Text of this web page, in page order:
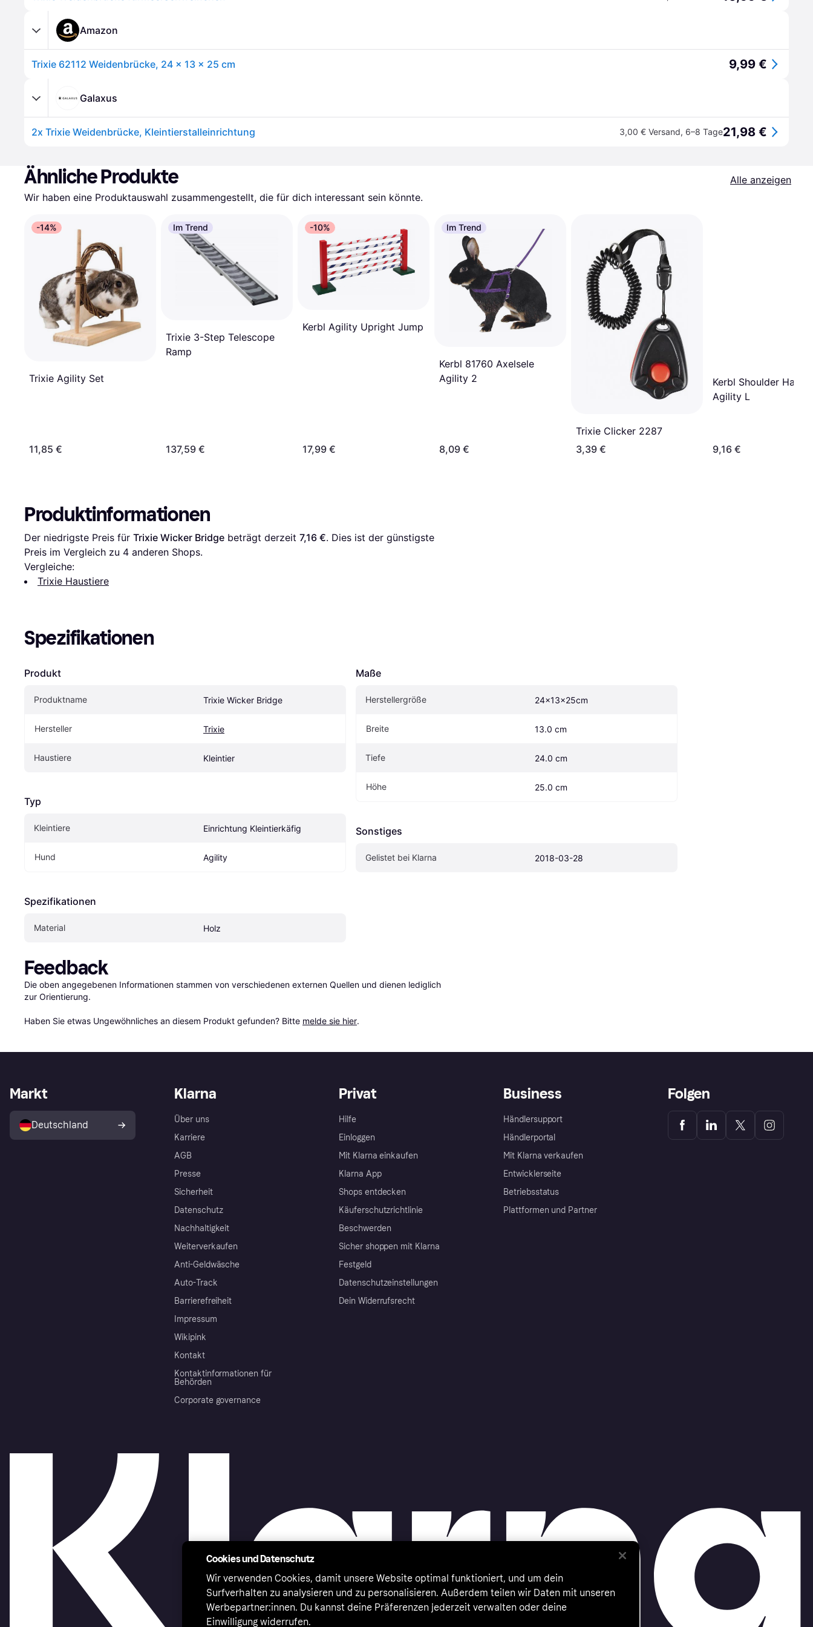
Amazon
Trixie 62112 Weidenbrücke, 24 × 13 × 25 cm 9,99 €
Galaxus
2x Trixie Weidenbrücke, Kleintierstalleinrichtung 3,00 € Versand, 6–8 Tage21,98 €
Ähnliche Produkte
Alle anzeigen
Wir haben eine Produktauswahl zusammengestellt, die für dich interessant sein könnte.
-14%
Trixie Agility Set
11,85 €
Im Trend
Trixie 3-Step Telescope
Ramp
137,59 €
-10%
Kerbl Agility Upright Jump
17,99 €
Im Trend
Kerbl 81760 Axelsele
Agility 2
8,09 €
Trixie Clicker 2287
3,39 €
Kerbl Shoulder
Agility L
9,16 €
Produktinformationen
Der niedrigste Preis für Trixie Wicker Bridge beträgt derzeit 7,16 €. Dies ist der günstigste
Preis im Vergleich zu 4 anderen Shops.
Vergleiche:
Trixie Haustiere
Spezifikationen
Produkt
Produktname Trixie Wicker Bridge
Hersteller Trixie
Haustiere Kleintier
Typ
Kleintiere Einrichtung Kleintierkäfig
Hund Agility
Spezifikationen
Material Holz
Maße
Herstellergröße 24x13x25cm
Breite 13.0 cm
Tiefe 24.0 cm
Höhe 25.0 cm
Sonstiges
Gelistet bei Klarna 2018-03-28
Feedback
Die oben angegebenen Informationen stammen von verschiedenen externen Quellen und dienen lediglich
zur Orientierung.
Haben Sie etwas Ungewöhnliches an diesem Produkt gefunden? Bitte melde sie hier.
Klarna
Über uns
Karriere
AGB
Presse
Sicherheit
Datenschutz
Nachhaltigkeit
Weiterverkaufen
Anti-Geldwäsche
Auto-Track
Barrierefreiheit
Impressum
Wikipink
Kontakt
Kontaktinformationen für
Behörden
Corporate governance
Privat
Hilfe
Einloggen
Mit Klarna einkaufen
Klarna App
Shops entdecken
Käuferschutzrichtlinie
Beschwerden
Sicher shoppen mit Klarna
Festgeld
Datenschutzeinstellungen
Dein Widerrufsrecht
Business
Händlersupport
Händlerportal
Mit Klarna verkaufen
Entwicklerseite
Betriebsstatus
Plattformen und Partner
Markt
Deutschland
Folgen
Cookies und Datenschutz
Wir verwenden Cookies, damit unsere Website optimal funktioniert, und um dein
Surfverhalten zu analysieren und zu personalisieren. Außerdem teilen wir Daten mit unseren
Werbepartner:innen. Du kannst deine Präferenzen jederzeit verwalten oder deine
Einwilligung widerrufen.